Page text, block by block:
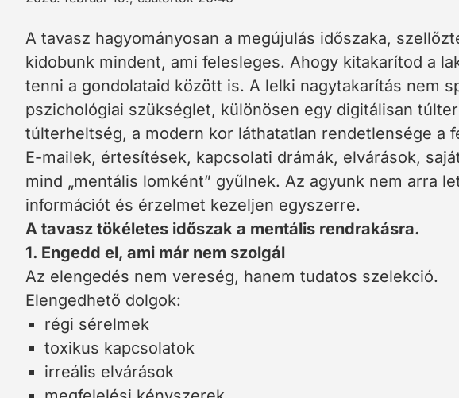
A tavasz hagyományosan a megújulás időszaka,
kidobunk mindent, ami felesleges. Ahogy kitakarítod a
tenni a gondolataid között is. A lelki nagytakarítás nem
pszichológiai szükséglet, különösen egy digitálisan
túlterheltség, a modern kor láthatatlan rendetlensége a
E-mailek, értesítések, kapcsolati drámák, elvárások,
mind „mentális lomként” gyűlnek. Az agyunk nem arra
információt és érzelmet kezeljen egyszerre.
A tavasz tökéletes időszak a mentális rendrakásra.
1. Engedd el, ami már nem szolgál
Az elengedés nem vereség, hanem tudatos szelekció.
Elengedhető dolgok:
régi sérelmek
toxikus kapcsolatok
irreális elvárások